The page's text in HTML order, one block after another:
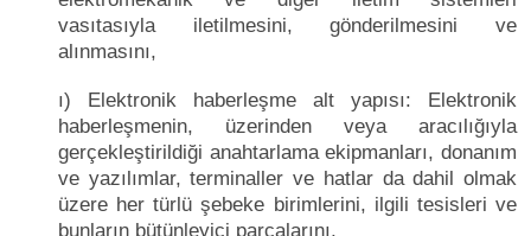
vasıtasıyla iletilmesini, gönderilmesini ve
alınmasını,
ı) Elektronik haberleşme alt yapısı: Elektronik
haberleşmenin, üzerinden veya aracılığıyla
gerçekleştirildiği anahtarlama ekipmanları, donanım
ve yazılımlar, terminaller ve hatlar da dahil olmak
üzere her türlü şebeke birimlerini, ilgili tesisleri ve
bunların bütünleyici parçalarını,